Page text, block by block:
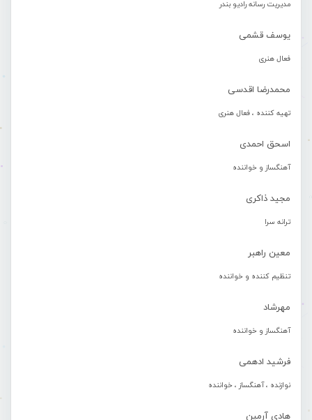
مدیریت رسانه رادیو بندر
یوسف قشمی
فعال هنری
محمدرضا اقدسی
تهیه کننده ، فعال هنری
اسحق احمدی
آهنگساز و خواننده
مجید ذاکری
ترانه سرا
معین راهبر
تنظیم کننده و خواننده
مهرشاد
آهنگساز و خواننده
فرشید ادهمی
نوازنده ، آهنگساز ، خواننده
هادی آرمین